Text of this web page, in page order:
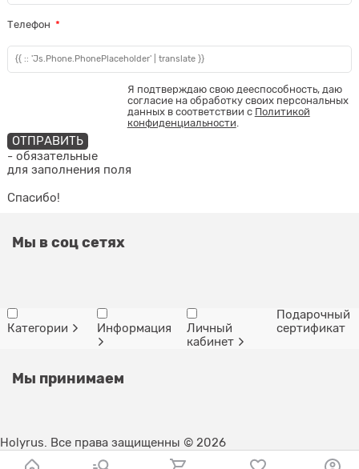
Телефон
Я подтверждаю свою дееспособность, даю
согласие на обработку своих персональных
данных в соответствии с Политикой
конфиденциальности.
- обязательные
для заполнения поля
Спасибо!
Мы в соц сетях
Категории Информация
Личный
кабинет
Подарочный
сертификат
Мы принимаем
Holyrus. Все права защищенны © 2026